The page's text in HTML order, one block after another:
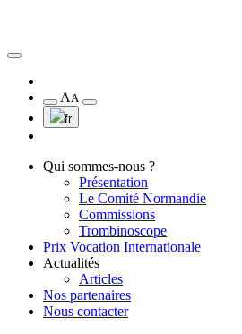
AA
fr
Qui sommes-nous ?
Présentation
Le Comité Normandie
Commissions
Trombinoscope
Prix Vocation Internationale
Actualités
Articles
Nos partenaires
Nous contacter